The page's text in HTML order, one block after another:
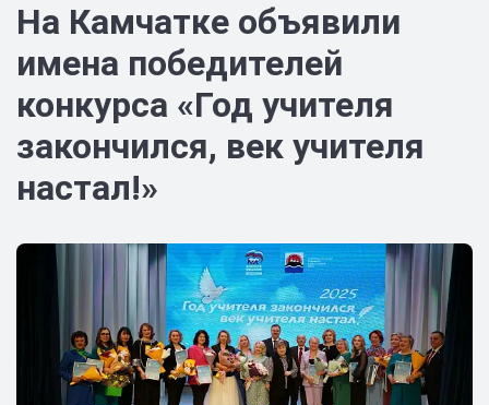
На Камчатке объявили
имена победителей
конкурса «Год учителя
закончился, век учителя
настал!»